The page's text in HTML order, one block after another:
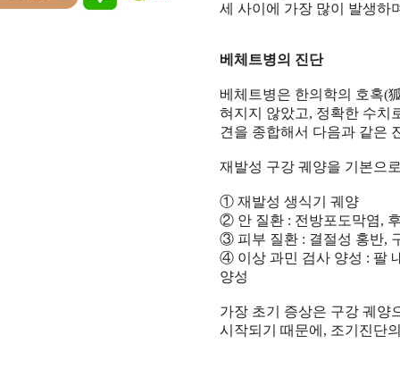
세 사이에 가장 많이 발생하
베체트병의 진단
베체트병은 한의학의 호혹(
혀지지 않았고, 정확한 수치
견을 종합해서 다음과 같은
재발성 구강 궤양을 기본으
①재발성 생식기 궤양
② 안 질환 : 전방포도막염,
③ 피부 질환 : 결절성 홍반,
④ 이상 과민 검사 양성 : 팔
양성
가장 초기 증상은 구강 궤양
시작되기 때문에 , 조기진단